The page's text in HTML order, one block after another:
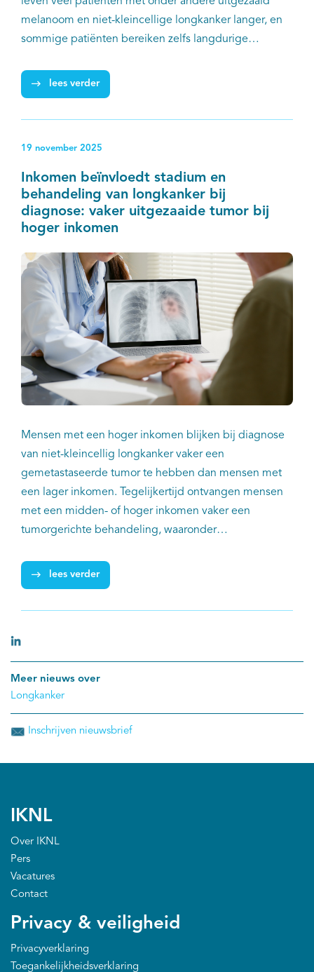
melanoom en niet-kleincellige longkanker langer, en
sommige patiënten bereiken zelfs langdurige
aan, gaan gepaard met een risico op ernstige
bijwerkingen en zijn daarbij kostbaar. Een nieuw
deze behandeling in de dagelijkse praktijk en wat zijn
uitkomsten hiervan?
lees verder
19 november 2025
Inkomen beïnvloedt stadium en
behandeling van longkanker bij
diagnose: vaker uitgezaaide tumor bij
hoger inkomen
Mensen met een hoger inkomen blijken bij diagnose
van niet-kleincellig longkanker vaker een
gemetastaseerde tumor te hebben dan mensen met
een lager inkomen. Tegelijkertijd ontvangen mensen
met een midden- of hoger inkomen vaker een
tumorgerichte behandeling, waaronder
verschillende Nederlandse ziekenhuizen,
gepubliceerd in het
lees verder
Meer nieuws over
Longkanker
Inschrijven nieuwsbrief
IKNL
Over IKNL
Pers
Vacatures
Contact
Privacy & veiligheid
Privacyverklaring
Toegankelijkheidsverklaring